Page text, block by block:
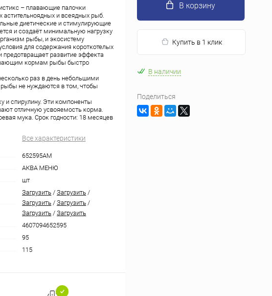
– плавающие палочки
и всеядных рыб.
диетические и стимулирующие
и создаёт минимальную нагрузку
рыбы, и экосистему
для содержания короткотелых
развитие эффекта
кормам рыбы быстро
раз в день небольшими
не нуждаются в том, чтобы
и спирулину. Эти компоненты
отличную усвояемость корма.
мука. Срок годности: 18 месяцев
Все характеристики
652595АМ
АКВА МЕНЮ
шт
Загрузить / Загрузить /
Загрузить / Загрузить /
Загрузить / Загрузить
4607094652595
95
115
В корзину
Купить в 1 клик
В наличии
Поделиться